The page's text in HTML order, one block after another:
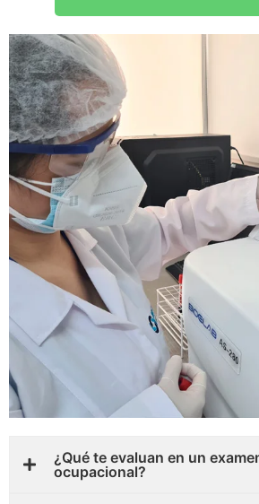
¿Qué te evaluan en un
ocupacional?